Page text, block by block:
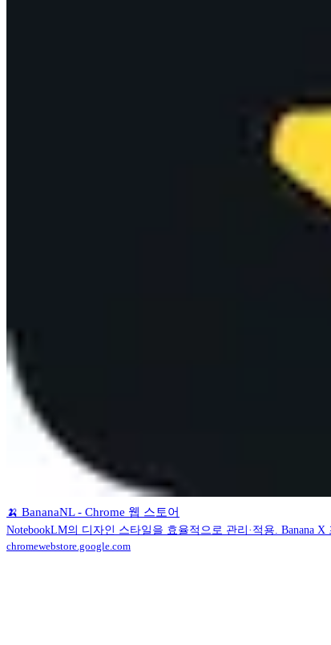
🍌 BananaNL - Chrome 웹 스토어
NotebookLM의 디자인 스타일을 효율적으로 관리·적용. Banana
chromewebstore.google.com